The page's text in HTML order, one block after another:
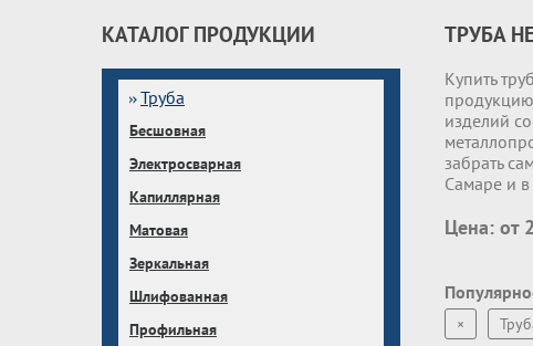
КАТАЛОГ ПРОДУКЦИИ
Труба
Бесшовная
Электросварная
Капиллярная
Матовая
Зеркальная
Шлифованная
Профильная
ТРУБА
Купить
продукцию
изделий
забрать
Самаре и
Цена: от
×